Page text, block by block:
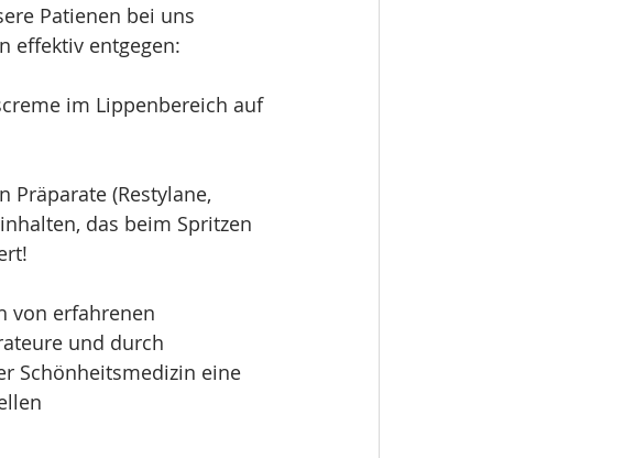
Patienen bei uns
effektiv entgegen:
im Lippenbereich auf
(Restylane,
das beim Spritzen
von erfahrenen
und durch
Schönheitsmedizin eine